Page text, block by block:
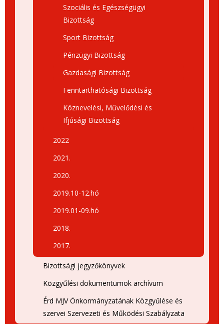
Szociális és Egészségügyi
Bizottság
Sport Bizottság
Pénzügyi Bizottság
Gazdasági Bizottság
Fenntarthatósági Bizottság
Köznevelési, Művelődési és
Ifjúsági Bizottság
2022
2021.
2020.
2019.10-12.hó
2019.01-09.hó
2018.
2017.
Bizottsági jegyzőkönyvek
Közgyűlési dokumentumok archívum
Érd MJV Önkormányzatának Közgyűlése és
szervei Szervezeti és Működési Szabályzata